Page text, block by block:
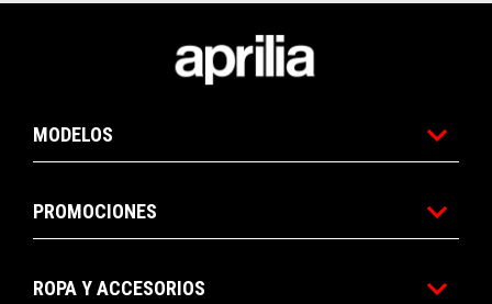
MODELOS
PROMOCIONES
ROPA Y ACCESORIOS